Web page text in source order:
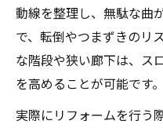
助成金で賢く
備
快適な住まいへの
高齢者の動線を
実例
動線を整理し、無駄な曲
で、転倒やつまずきのリ
な階段や狭い廊下は、ス
を高めることが可能です。
実際にリフォームを行う